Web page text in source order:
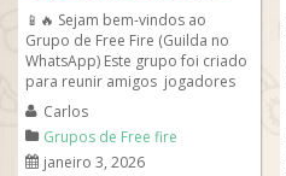
📱🔥 Sejam bem-vindos ao
Grupo de Free Fire (Guilda no
WhatsApp) Este grupo foi criado
para reunir amigos jogadores
de Free Fire que gostam de...
Carlos
Grupos de Free fire
janeiro 3, 2026